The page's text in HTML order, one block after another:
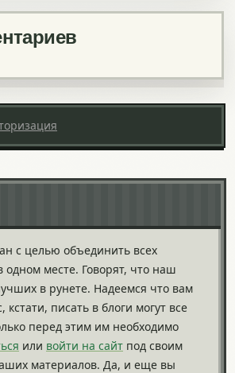
с целью объединить всех
одном месте. Говорят, что наш
в рунете. Надеемся что вам
кстати, писать в блоги могут все
перед этим им необходимо
или войти на сайт под своим
материалов. Да, и еще вы